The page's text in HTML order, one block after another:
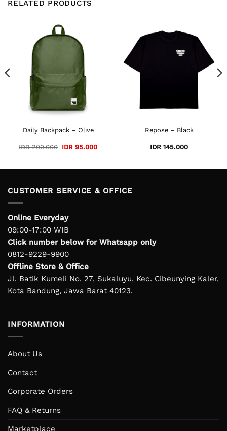
RELATED PRODUCTS
Daily Backpack – Olive
IDR200.000 Original
IDR95.000Current
Repose – Black
IDR 145.000
CUSTOMER SERVICE & OFFICE
Online Everyday
09:00-17:00 WIB
Click number below for Whatsapp only
0812-9229-9900
Offline Store & Office
Jl. Batik Kumeli No. 27, Sukaluyu, Kec. Cibeunying Kaler,
Kota Bandung, Jawa Barat 40123.
INFORMATION
About Us
Contact
Corporate Orders
FAQ & Returns
Marketplace